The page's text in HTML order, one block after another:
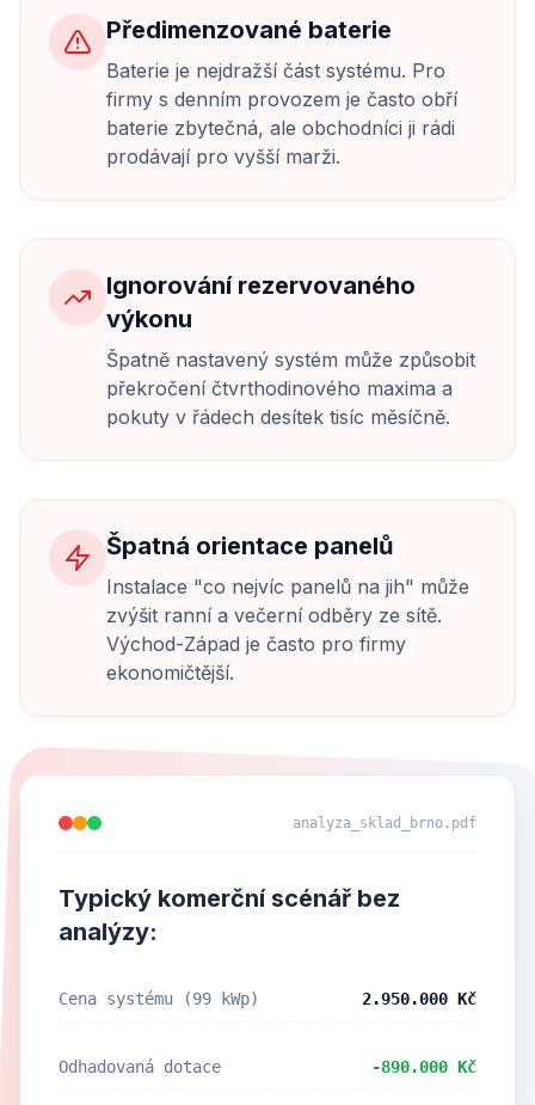
Předimenzované baterie
Baterie je nejdražší část systému. Pro
firmy s denním provozem je často obří
baterie zbytečná, ale obchodníci ji rádi
prodávají pro vyšší marži.
Ignorování rezervovaného
výkonu
Špatně nastavený systém může způsobit
překročení čtvrthodinového maxima a
pokuty v řádech desítek tisíc měsíčně.
Špatná orientace panelů
Instalace "co nejvíc panelů na jih" může
zvýšit ranní a večerní odběry ze sítě.
Východ-Západ je často pro firmy
ekonomičtější.
analyza_sklad_brno.pdf
Typický komerční scénář bez
analýzy:
Cena systému (99 kWp) 2.950.000 Kč
Odhadovaná dotace -890.000 Kč